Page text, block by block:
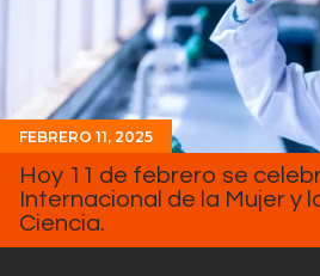
Streaming
En Vivo
Descarga La APP
Programas
Noticias
FEBRERO 11, 2025
Hoy 11 de febrero se
Internacional de la Mujer y
Ciencia.